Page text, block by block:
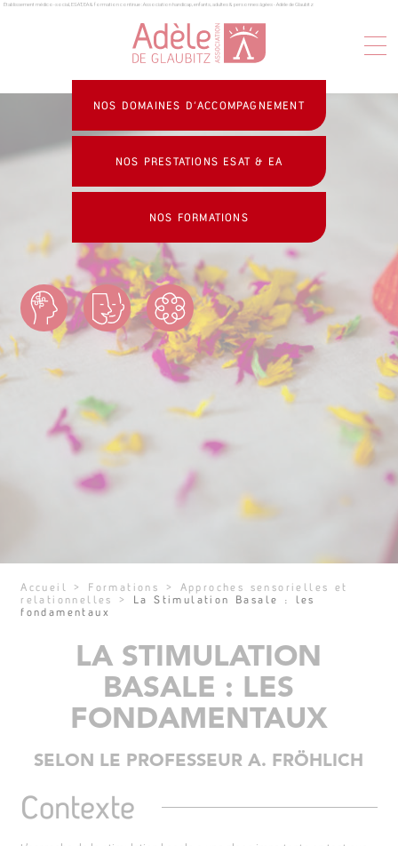
Panneau de gestion des cookies
Établissement médico-social, ESAT, EA & formation continue : Association handicap, enfants, adultes & personnes âgées - Adèle de Glaubitz
NOS DOMAINES D’ACCOMPAGNEMENT
NOS PRESTATIONS ESAT & EA
NOS FORMATIONS
Accueil > Formations > Approches sensorielles et
relationnelles
> La Stimulation Basale : les
fondamentaux
LA STIMULATION
BASALE : LES
FONDAMENTAUX
SELON LE PROFESSEUR A. FRÖHLICH
Contexte